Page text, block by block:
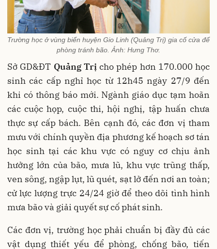
Trường học ở vùng biển huyện Gio Linh (Quảng Trị) gia cố cửa để
phòng tránh bão. Ảnh: Hưng Thơ.
Sở GD&ĐT Quảng Trịcho phép hơn 170.000 học
sinh các cấp nghỉ học từ 12h45 ngày 27/9 đến
khi có thông báo mới. Ngành giáo dục tạm hoãn
các cuộc họp, cuộc thi, hội nghị, tập huấn chưa
thực sự cấp bách. Bên cạnh đó, các đơn vị tham
mưu với chính quyền địa phương kế hoạch sơ tán
học sinh tại các khu vực có nguy cơ chịu ảnh
hưởng lớn của bão, mưa lũ, khu vực trũng thấp,
ven sông, ngập lụt, lũ quét, sạt lở đến nơi an toàn;
cử lực lượng trực 24/24 giờ để theo dõi tình hình
mưa bão và giải quyết sự cố phát sinh.
Các đơn vị, trường học phải chuẩn bị đầy đủ các
vật dụng thiết yếu để phòng, chống bão, tiến